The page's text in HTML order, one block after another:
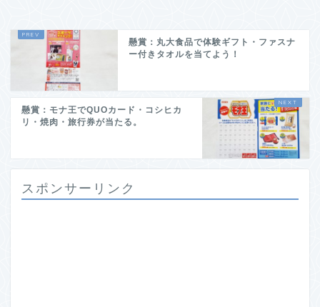
懸賞：丸大食品で体験ギフト・ファスナ
ー付きタオルを当てよう！
懸賞：モナ王でQUOカード・コシヒカ
リ・焼肉・旅行券が当たる。
スポンサーリンク